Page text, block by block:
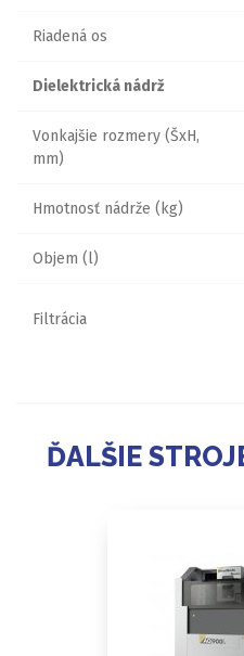
Riadená os
Dielektrická nádrž
Vonkajšie rozmery (ŠxH,
mm)
Hmotnosť nádrže (kg)
Objem (l)
Filtrácia
ĎALŠIE